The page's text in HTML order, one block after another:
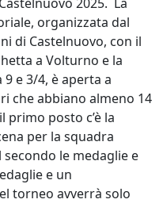
organizzata dal
di Castelnuovo, con il
a Volturno e la
e 3/4, è aperta a
che abbiano almeno 14
primo posto c’è la
per la squadra
le medaglie e
e un
torneo avverrà solo